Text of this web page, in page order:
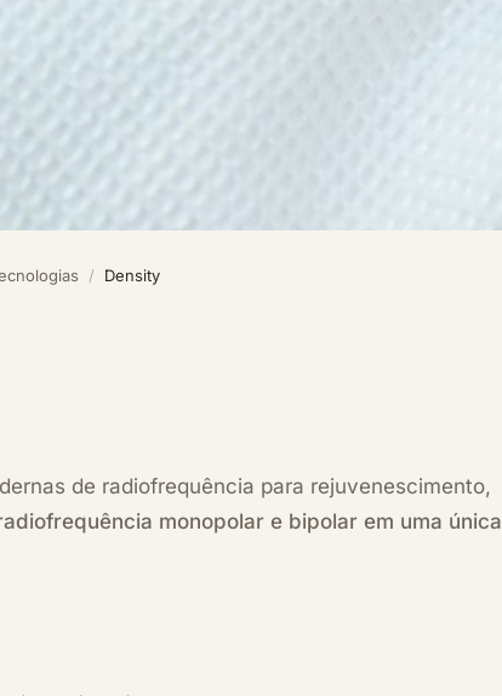
/ Density
de radiofrequência para rejuvenescimento,
monopolar e bipolar em uma única